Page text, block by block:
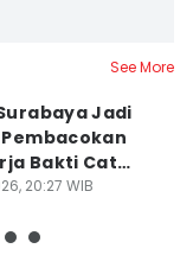
See More
Jadi
Bakti Cat
20:27 WIB